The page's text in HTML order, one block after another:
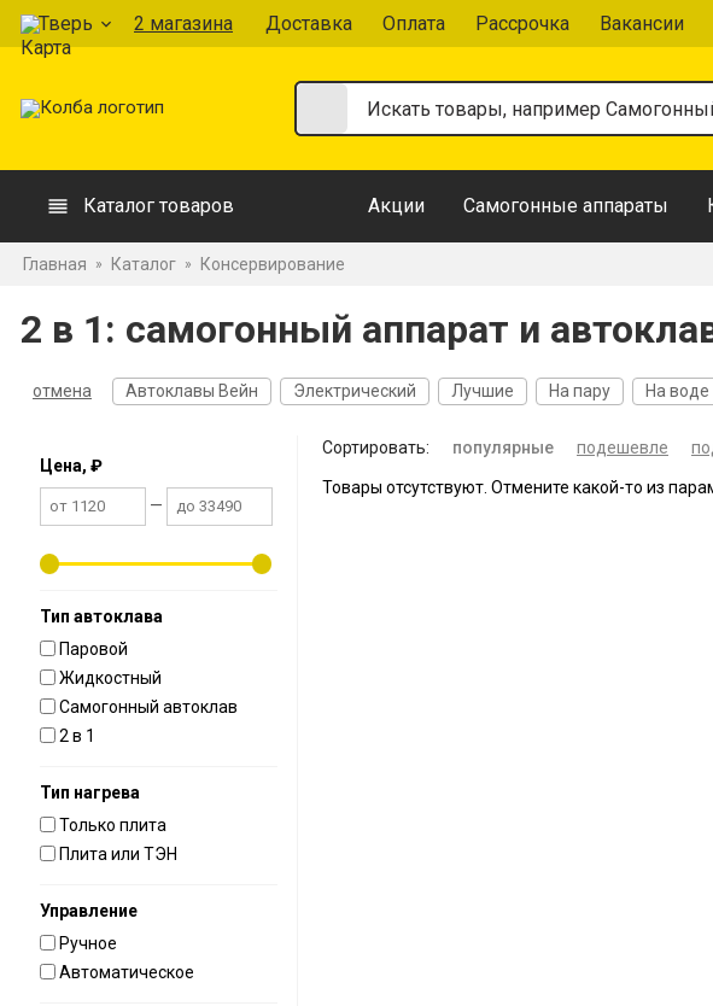
Тверь 2 магазина Доставка Оплата Рассрочка Вакансии
Каталог товаров Акции Самогонные аппараты
Главная » Каталог » Консервирование
2 в 1: самогонный аппарат и
отмена Автоклавы Вейн Электрический Лучшие На пару На воде
Цена, ₽
—
Тип автоклава
Паровой
Жидкостный
Самогонный автоклав
2 в 1
Тип нагрева
Только плита
Плита или ТЭН
Управление
Ручное
Автоматическое
Сортировать: популярные подешевле
Товары отсутствуют. Отмените какой-то из